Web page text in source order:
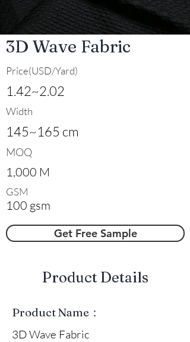
3D Wave Fabric
Price(USD/Yard)
1.42~2.02
Width
145~165 cm
MOQ
1,000 M
GSM
100 gsm
Get Free Sample
​Product Details
Product Name：
3D Wave Fabric